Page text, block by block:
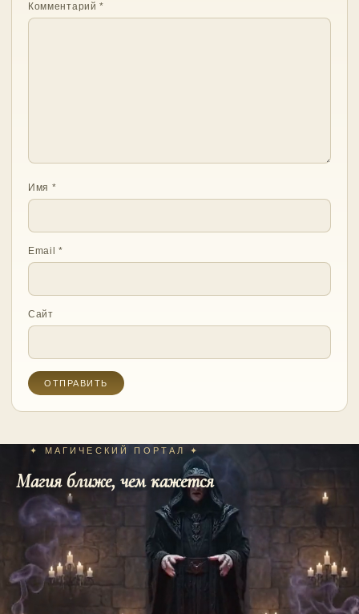
Комментарий*
Имя *
Email*
Сайт
✦ МАГИЧЕСКИЙ ПОРТАЛ ✦
Магия ближе, чем кажется